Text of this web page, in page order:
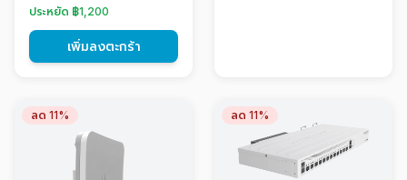
ประหยัด ฿1,200
เพิ่มลงตะกร้า
ลด 11% ลด 11%